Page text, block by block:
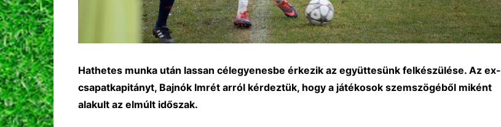
Hathetes munka után lassan célegyenesbe érkezik az együttesünk felkészülése. Az ex-
csapatkapitányt, Bajnók Imrét arról kérdeztük, hogy a játékosok szemszögéből miként
alakult az elmúlt időszak.